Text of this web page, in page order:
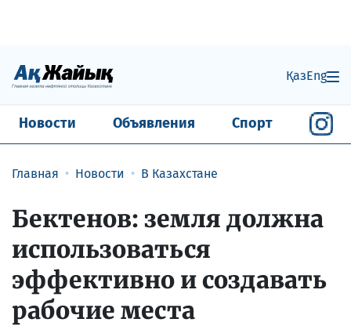
ҚазEng
Новости Объявления Спорт
Главная Новости В Казахстане
Бектенов: земля должна
использоваться
эффективно и создавать
рабочие места